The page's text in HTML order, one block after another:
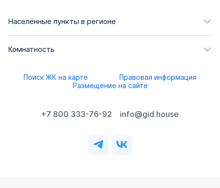
Населённые пункты в регионе
Комнатность
Поиск ЖК на карте
Правовая информация
Размещение на сайте
+7 800 333-76-92 info@gid.house